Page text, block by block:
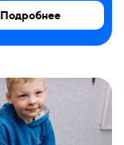
Подробнее